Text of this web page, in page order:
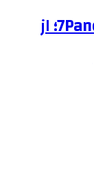
خدمات شبکه‌های اجتماعی 7Panel؛ از